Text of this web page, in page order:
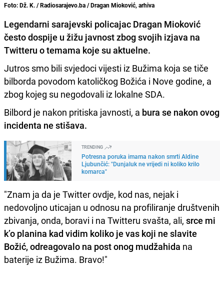
Foto: Dž. K. / Radiosarajevo.ba / Dragan Mioković, arhiva
Legendarni sarajevski policajac Dragan Mioković
često dospije u žižu javnost zbog svojih izjava na
Twitteru o temama koje su aktuelne.
Jutros smo bili svjedoci vijesti iz Bužima koja se tiče
bilborda povodom katoličkog Božića i Nove godine, a
zbog kojeg su negodovali iz lokalne SDA.
Bilbord je nakon pritiska javnosti, a bura se nakon ovog
incidenta ne stišava.
TRENDING
Potresna poruka imama nakon smrti Aldine
Ljubunčić: "Dunjaluk ne vrijedi ni koliko krilo
komarca"
"Znam ja da je Twitter ovdje, kod nas, nejak i
nedovoljno uticajan u odnosu na profiliranje društvenih
zbivanja, onda, boravi i na Twitteru svašta, ali, srce mi
k’o planina kad vidim koliko je vas koji ne slavite
Božić, odreagovalo na post onog mudžahida na
baterije iz Bužima. Bravo!"